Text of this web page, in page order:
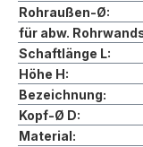
Rohraußen-Ø:
für abw.
Schaftlänge L:
Höhe H:
Bezeichnung:
Kopf-Ø D:
Material: